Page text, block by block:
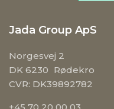
Jada Group ApS
Norgesvej 2
DK 6230 Rødekro
CVR: DK39892782
+45 70 20 00 03